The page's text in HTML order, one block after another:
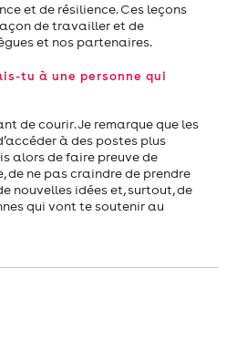
et de résilience. Ces leçons
de travailler et de
et nos partenaires.
tu à une personne qui
de courir. Je remarque que les
à des postes plus
alors de faire preuve de
de ne pas craindre de prendre
nouvelles idées et, surtout, de
qui vont te soutenir au